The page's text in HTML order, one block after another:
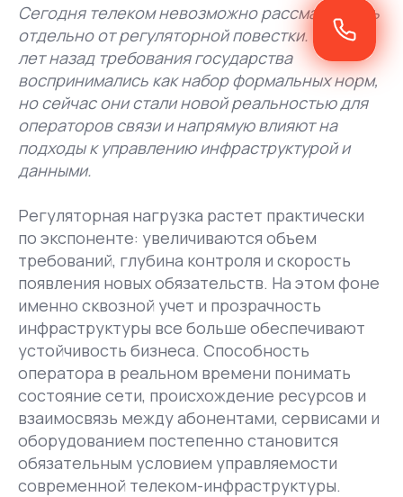
Сегодня телеком невозможно рассматривать
отдельно от регуляторной повестки. Еще 10
лет назад требования государства
воспринимались как набор формальных норм,
но сейчас они стали новой реальностью для
операторов связи и напрямую влияют на
подходы к управлению инфраструктурой и
данными.
Регуляторная нагрузка растет практически
по экспоненте: увеличиваются объем
требований, глубина контроля и скорость
появления новых обязательств. На этом фоне
именно сквозной учет и прозрачность
инфраструктуры все больше обеспечивают
устойчивость бизнеса. Способность
оператора в реальном времени понимать
состояние сети, происхождение ресурсов и
взаимосвязь между абонентами, сервисами и
оборудованием постепенно становится
обязательным условием управляемости
современной телеком-инфраструктуры.